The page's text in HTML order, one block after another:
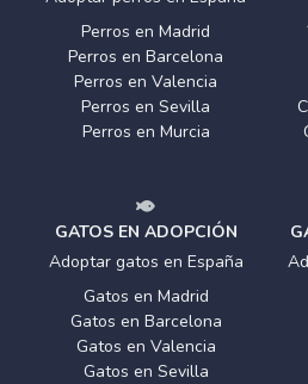
Perros en Madrid
Perros en Barcelona
Perros en Valencia
Perros en Sevilla
Perros en Murcia
GATOS EN ADOPCIÓN
Adoptar gatos en España
Gatos en Madrid
Gatos en Barcelona
Gatos en Valencia
Gatos en Sevilla